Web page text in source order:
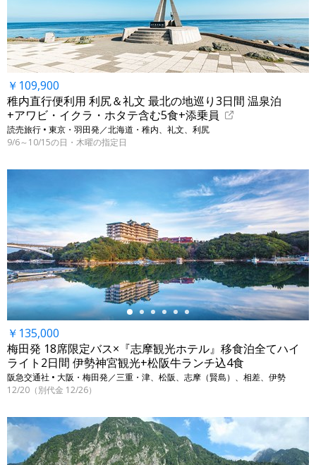
￥109,900
稚内直行便利用 利尻＆礼文 最北の地巡り3日間 温泉泊
+アワビ・イクラ・ホタテ含む5食+添乗員
読売旅行 • 東京・羽田発／北海道・稚内、礼文、利尻
9/6～10/15の日・木曜の指定日
←
￥135,000
梅田発 18席限定バス×『志摩観光ホテル』移食泊全てハイ
ライト2日間 伊勢神宮観光+松阪牛ランチ込4食
阪急交通社 • 大阪・梅田発／三重・津、松阪、志摩（賢島）、相差、伊勢
12/20（別代金 12/26）